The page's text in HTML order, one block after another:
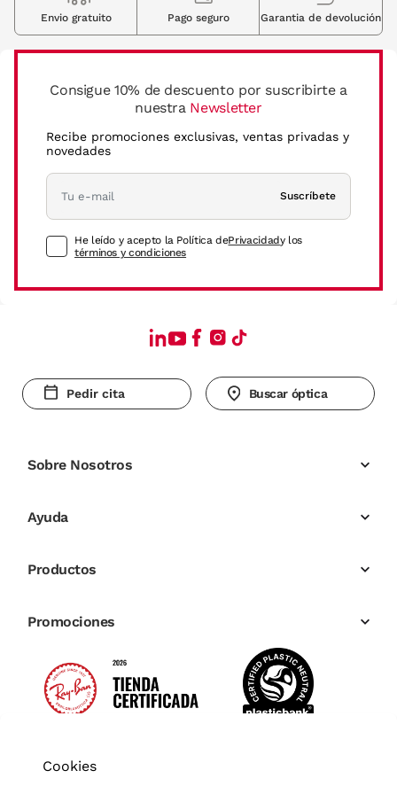
Consigue 10% de descuento por suscribirte a
nuestra Newsletter
Recibe promociones exclusivas, ventas privadas y
novedades
Suscríbete
He leído y acepto la Política dePrivacidady los
términos y condiciones
Envio gratuito Pago seguro Garantia de devolución
Pedir cita Buscar óptica
Sobre Nosotros
Ayuda
Productos
Promociones
Cookies